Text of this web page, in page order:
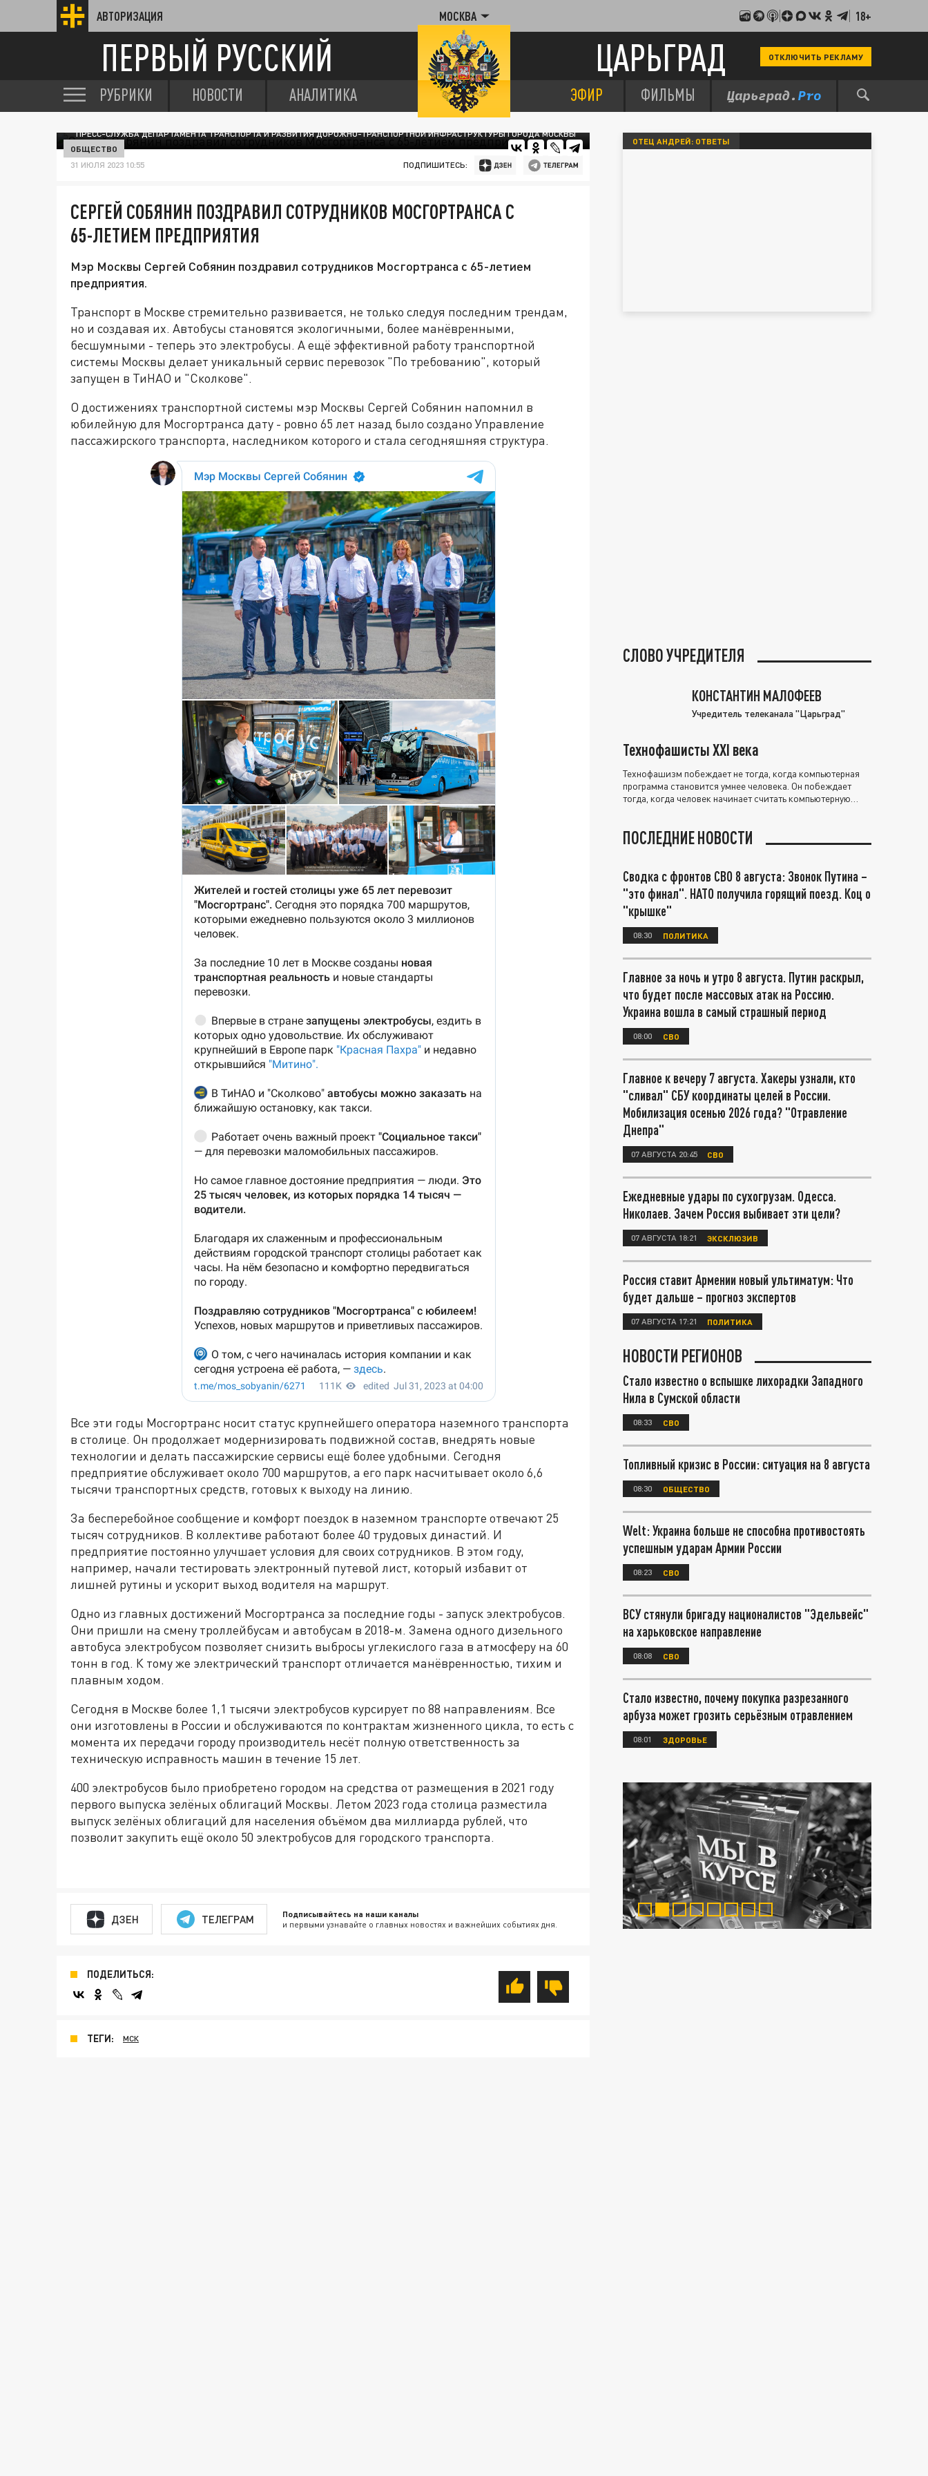
АВТОРИЗАЦИЯ МОСКВА 18+
ПЕРВЫЙ РУССКИЙ ЦАРЬГРАД ОТКЛЮЧИТЬ РЕКЛАМУ
РУБРИКИ НОВОСТИ АНАЛИТИКА ЭФИР ФИЛЬМЫ
ПРЕСС-СЛУЖБА ДЕПАРТАМЕНТА ТРАНСПОРТА И РАЗВИТИЯ ДОРОЖНО-ТРАНСПОРТНОЙ ИНФРАСТРУКТУРЫ ГОРОДА МОСКВЫ
ОБЩЕСТВО
31 ИЮЛЯ 2023 10:55 ПОДПИШИТЕСЬ:
СЕРГЕЙ СОБЯНИН ПОЗДРАВИЛ СОТРУДНИКОВ МОСГОРТРАНСА С
65-ЛЕТИЕМ ПРЕДПРИЯТИЯ
Мэр Москвы Сергей Собянин поздравил сотрудников Мосгортранса с 65-летием
предприятия.
Транспорт в Москве стремительно развивается, не только следуя последним трендам,
но и создавая их. Автобусы становятся экологичными, более манёвренными,
бесшумными - теперь это электробусы. А ещё эффективной работу транспортной
системы Москвы делает уникальный сервис перевозок "По требованию", который
запущен в ТиНАО и "Сколкове".
О достижениях транспортной системы мэр Москвы Сергей Собянин напомнил в
юбилейную для Мосгортранса дату - ровно 65 лет назад было создано Управление
пассажирского транспорта, наследником которого и стала сегодняшняя структура.
Все эти годы Мосгортранс носит статус крупнейшего оператора наземного транспорта
в столице. Он продолжает модернизировать подвижной состав, внедрять новые
технологии и делать пассажирские сервисы ещё более удобными. Сегодня
предприятие обслуживает около 700 маршрутов, а его парк насчитывает около 6,6
тысячи транспортных средств, готовых к выходу на линию.
За бесперебойное сообщение и комфорт поездок в наземном транспорте отвечают 25
тысяч сотрудников. В коллективе работают более 40 трудовых династий. И
предприятие постоянно улучшает условия для своих сотрудников. В этом году,
например, начали тестировать электронный путевой лист, который избавит от
лишней рутины и ускорит выход водителя на маршрут.
Одно из главных достижений Мосгортранса за последние годы - запуск электробусов.
Они пришли на смену троллейбусам и автобусам в 2018-м. Замена одного дизельного
автобуса электробусом позволяет снизить выбросы углекислого газа в атмосферу на 60
тонн в год. К тому же электрический транспорт отличается манёвренностью, тихим и
плавным ходом.
Сегодня в Москве более 1,1 тысячи электробусов курсирует по 88 направлениям. Все
они изготовлены в России и обслуживаются по контрактам жизненного цикла, то есть с
момента их передачи городу производитель несёт полную ответственность за
техническую исправность машин в течение 15 лет.
400 электробусов было приобретено городом на средства от размещения в 2021 году
первого выпуска зелёных облигаций Москвы. Летом 2023 года столица разместила
выпуск зелёных облигаций для населения объёмом два миллиарда рублей, что
позволит закупить ещё около 50 электробусов для городского транспорта.
ДЗЕН ТЕЛЕГРАМ Подписывайтесь на наши каналы
и первыми узнавайте о главных новостях и важнейших событиях дня.
ПОДЕЛИТЬСЯ:
ТЕГИ: МСК
ОТЕЦ АНДРЕЙ: ОТВЕТЫ
СЛОВО УЧРЕДИТЕЛЯ
КОНСТАНТИН МАЛОФЕЕВ
Учредитель телеканала "Царьград"
Технофашисты XXI века
Технофашизм побеждает не тогда, когда компьютерная
программа становится умнее человека. Он побеждает
тогда, когда человек начинает считать компьютерную
ПОСЛЕДНИЕ НОВОСТИ
Сводка с фронтов СВО 8 августа: Звонок Путина –
"это финал". НАТО получила горящий поезд. Коц о
"крышке"
08:30 ПОЛИТИКА
Главное за ночь и утро 8 августа. Путин раскрыл,
что будет после массовых атак на Россию.
Украина вошла в самый страшный период
08:00 СВО
Главное к вечеру 7 августа. Хакеры узнали, кто
"сливал" СБУ координаты целей в России.
Мобилизация осенью 2026 года? "Отравление
Днепра"
07 АВГУСТА 20:45 СВО
Ежедневные удары по сухогрузам. Одесса.
Николаев. Зачем Россия выбивает эти цели?
07 АВГУСТА 18:21 ЭКСКЛЮЗИВ
Россия ставит Армении новый ультиматум: Что
будет дальше – прогноз экспертов
07 АВГУСТА 17:21 ПОЛИТИКА
НОВОСТИ РЕГИОНОВ
Стало известно о вспышке лихорадки Западного
Нила в Сумской области
08:33 СВО
Топливный кризис в России: ситуация на 8 августа
08:30 ОБЩЕСТВО
Welt: Украина больше не способна противостоять
успешным ударам Армии России
08:23 СВО
ВСУ стянули бригаду националистов "Эдельвейс"
на харьковское направление
08:08 СВО
Стало известно, почему покупка разрезанного
арбуза может грозить серьёзным отравлением
08:01 ЗДОРОВЬЕ